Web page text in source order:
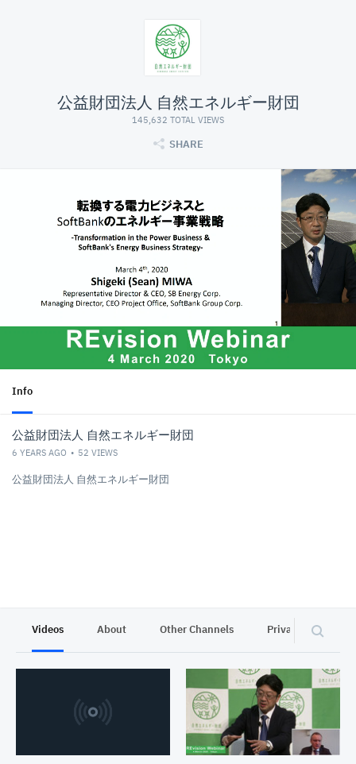
公益財団法人 自然エネルギー財団
145,632 TOTAL VIEWS
SHARE
Info
公益財団法人 自然エネルギー財団
6 YEARS AGO 52 VIEWS
公益財団法人 自然エネルギー財団
Videos About Other Channels Privacy